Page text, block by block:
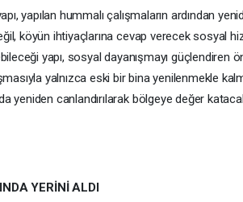
yapılan hummalı çalışmaların ardından
köyün ihtiyaçlarına cevap verecek sosyal
yapı, sosyal dayanışmayı güçlendiren
yalnızca eski bir bina yenilenmekle
yeniden canlandırılarak bölgeye değer
YERİNİ ALDI